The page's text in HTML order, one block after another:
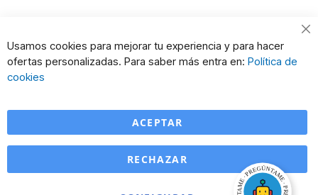
Usamos cookies para mejorar tu experiencia y para hacer
ofertas personalizadas. Para saber más entra en: Política de
cookies
ACEPTAR
RECHAZAR